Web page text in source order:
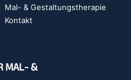
Mal- & Gestaltungstherapie
Kontakt
MAL- &